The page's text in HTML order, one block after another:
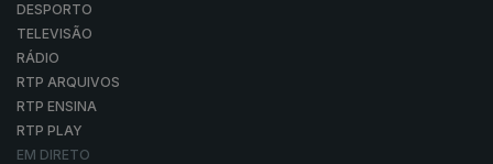
DESPORTO
TELEVISÃO
RÁDIO
RTP ARQUIVOS
RTP ENSINA
RTP PLAY
EM DIRETO